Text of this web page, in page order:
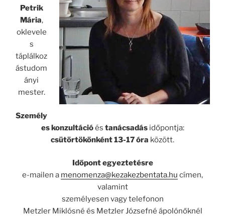
Petrik
Mária,
oklevele
s
táplálkoz
ástudom
ányi
mester.
Személy
es konzultációés tanácsadásidőpontja:
csütörtökönként 13-17 óra között.
Időpont egyeztetésre
e-mailen a menomenza@kezakezbentata.hu címen,
valamint
személyesen vagy telefonon
Metzler Miklósné és Metzler Józsefné ápolónőknél